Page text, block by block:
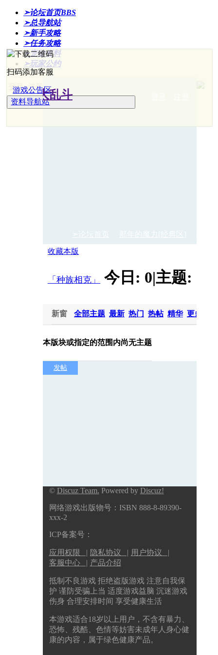
➣论坛首页BBS
➣总导航站
➣新手攻略
➣任务攻略
➣宠物资料
➣玩家公约
登录 注册
扫码添加客服
游戏公告区
资料导航站
➣论坛首页
›
那年的魔力[经典区]
›
收藏本版
「种族相克」 今日: 0|主题:
新窗 全部主题 最新 热门 热帖 精华 更多
本版块或指定的范围内尚无主题
发帖
© Discuz Team. Powered by Discuz!
网络游戏出版物号：ISBN 888-8-89390-
xxx-2
ICP备案号：
应用权限 | 隐私协议 | 用户协议 |
客服中心 | 产品介绍
抵制不良游戏 拒绝盗版游戏 注意自我保
护 谨防受骗上当 适度游戏益脑 沉迷游戏
伤身 合理安排时间 享受健康生活
本游戏适合18岁以上用户，不含有暴力、
恐怖、残酷、色情等妨害未成年人身心健
康的内容，属于绿色健康产品。